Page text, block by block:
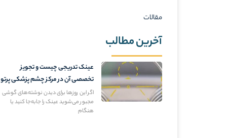
مقالات
آخرین مطالب
عینک تدریجی چیست و تجویز
تخصصی آن در مرکز چشم پزشکی پرتو
اگر این روزها برای دیدن نوشته‌های گوشی
مجبور می‌شوید عینک را جابه‌جا کنید یا
هنگام